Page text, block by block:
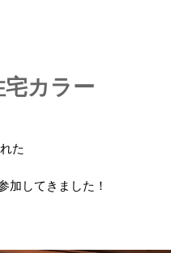
カラー
た
加してきました！